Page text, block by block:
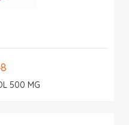
500 MG